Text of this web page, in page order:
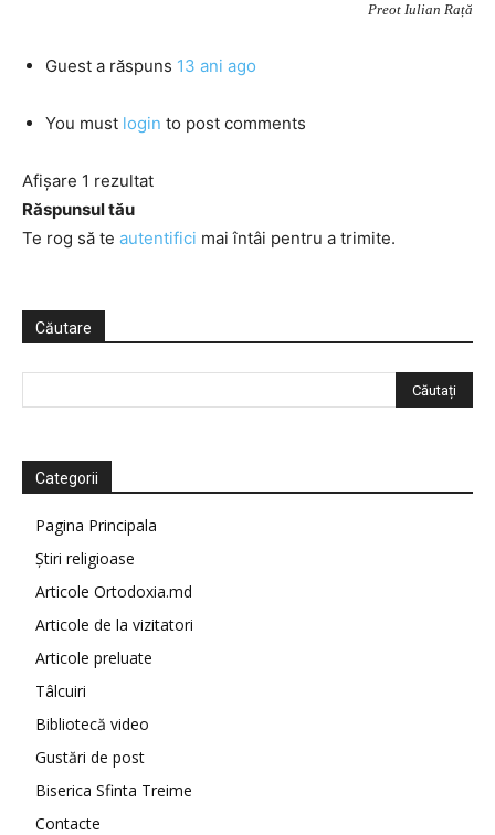
Preot Iulian Rață
Guest a răspuns 13 ani ago
You must login to post comments
Afișare 1 rezultat
Răspunsul tău
Te rog să te autentifici mai întâi pentru a trimite.
Căutare
Categorii
Pagina Principala
Știri religioase
Articole Ortodoxia.md
Articole de la vizitatori
Articole preluate
Tâlcuiri
Bibliotecă video
Gustări de post
Biserica Sfinta Treime
Contacte